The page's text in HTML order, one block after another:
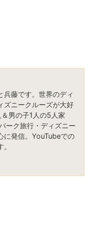
兵藤です。世界のディ
ズニークルーズが大好
男の子1人の5人家
ーク旅行・ディズニー
に発信。YouTubeでの